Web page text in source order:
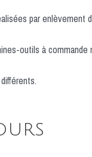
par enlèvement
outils à